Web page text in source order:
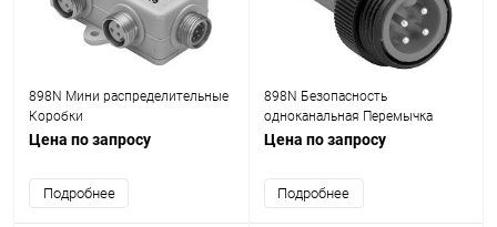
898N Мини распределительные
Коробки
Цена по запросу
Подробнее
898N Безопасность
одноканальная Перемычка
Цена по запросу
Подробнее